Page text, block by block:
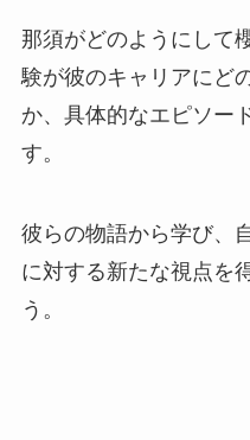
那須がどのようにして
験が彼のキャリアにど
か、具体的なエピソー
す。
彼らの物語から学び、
に対する新たな視点を
う。